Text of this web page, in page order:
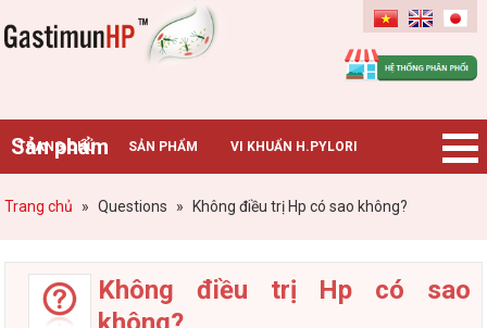
Gastimunhp
Sản phẩm
TRANG CHỦ SẢN PHẨM VI KHUẨN H.PYLORI
BỆNH DẠ DÀY TIN TỨC – SỰ KIỆN HƯỚNG DẪN MUA HÀNG
Trang chủ » Questions » Không điều trị Hp có sao không?
Không điều trị Hp có sao